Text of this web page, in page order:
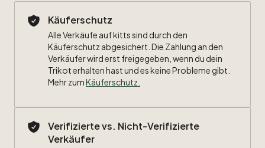
M
51cm
Zustand:8​/​10
Käuferschutz
Alle Verkäufe auf kitts sind durch den
Käuferschutz abgesichert. Die Zahlung an den
Verkäufer wird erst freigegeben, wenn du dein
Trikot erhalten hast und es keine Probleme gibt.
Mehr zumKäuferschutz
Verifizierte vs. Nicht-Verifizierte
Verkäufer